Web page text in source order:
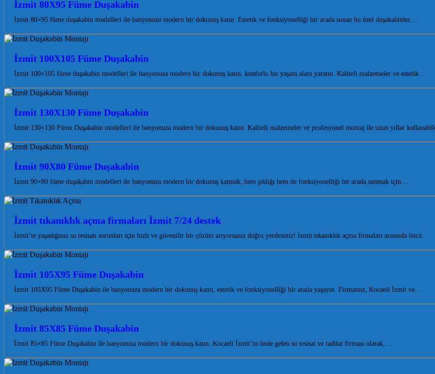
İzmit 80X95 Füme Duşakabin
İzmit 80×95 füme duşakabin modelleri ile banyonuza modern bir dokunuş katın. Estetik ve fonksiyonelliği bir arada sunan bu özel duşakabinler,…
İzmit 100X105 Füme Duşakabin
İzmit 100×105 füme duşakabin modelleri ile banyonuza modern bir dokunuş katın, konforlu bir yaşam alanı yaratın. Kaliteli malzemeler ve estetik…
İzmit 130X130 Füme Duşakabin
İzmit 130×130 Füme Duşakabin modelleri ile banyonuza modern bir dokunuş katın. Kaliteli malzemeler ve profesyonel montaj ile uzun yıllar
İzmit 90X80 Füme Duşakabin
İzmit 90×80 füme duşakabin modelleri ile banyonuza modern bir dokunuş katmak, hem şıklığı hem de fonksiyonelliği bir arada sunmak için…
İzmit tıkanıklık açma firmaları İzmit 7/24 destek
İzmit’te yaşadığınız su tesisatı sorunları için hızlı ve güvenilir bir çözüm arıyorsanız doğru yerdesiniz! İzmit tıkanıklık açma firmaları arasında öncü…
İzmit 105X95 Füme Duşakabin
İzmit 105X95 Füme Duşakabin ile banyonuza modern bir dokunuş katın, estetik ve fonksiyonelliği bir arada yaşayın. Firmamız, Kocaeli İzmit ve…
İzmit 85X85 Füme Duşakabin
İzmit 85×85 Füme Duşakabin ile banyonuza modern bir dokunuş katın. Kocaeli İzmit’in önde gelen su tesisat ve tadilat firması olarak,…